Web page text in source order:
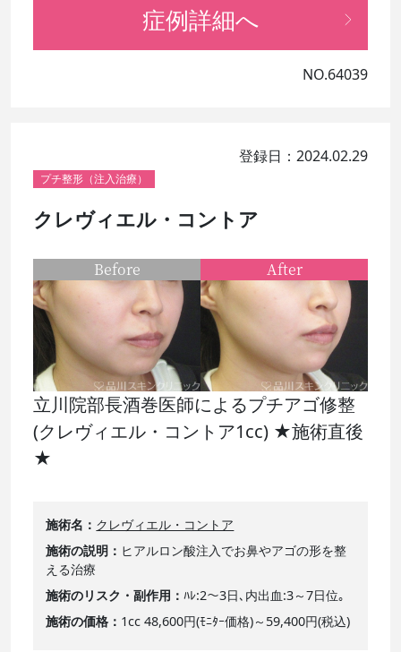
症例詳細へ
NO.64039
登録日：2024.02.29
プチ整形（注入治療）
クレヴィエル・コントア
立川院部長酒巻医師によるプチアゴ修整
(クレヴィエル・コントア1cc) ★施術直後
★
施術名
クレヴィエル・コントア
施術の説明
ヒアルロン酸注入でお鼻やアゴの形を整
える治療
施術のリスク・副作用
ﾊﾚ:2～3日､内出血:3～7日位｡
施術の価格
1cc 48,600円(ﾓﾆﾀｰ価格)～59,400円(税込)
Before After